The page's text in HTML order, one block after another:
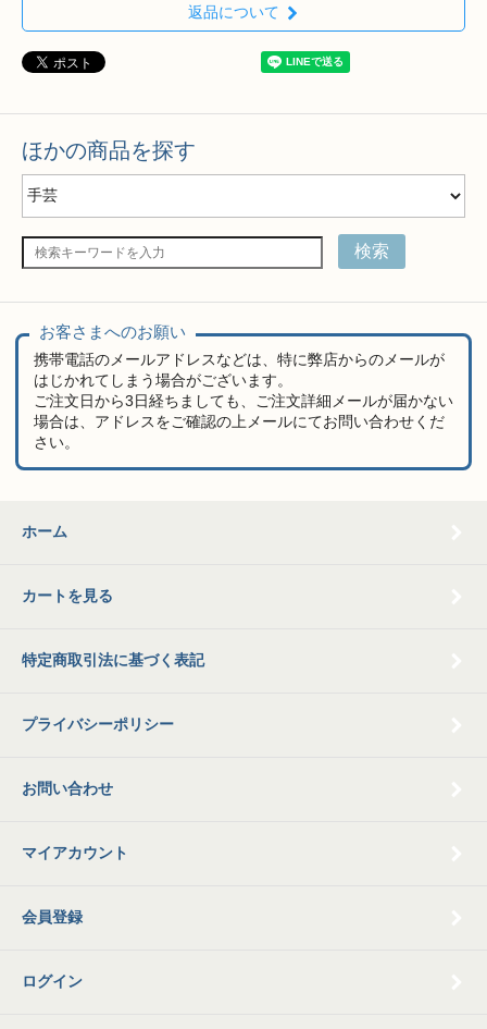
返品について
ほかの商品を探す
検索
お客さまへのお願い
携帯電話のメールアドレスなどは、特に弊店からのメールが
はじかれてしまう場合がございます。
ご注文日から3日経ちましても、ご注文詳細メールが届かない
場合は、アドレスをご確認の上メールにてお問い合わせくだ
さい。
ホーム
カートを見る
特定商取引法に基づく表記
プライバシーポリシー
お問い合わせ
マイアカウント
会員登録
ログイン